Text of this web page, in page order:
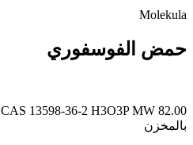
Molekula
حمض الفوسفوري
CAS 13598-36-2 H3O3P MW 82.00
بالمخزن